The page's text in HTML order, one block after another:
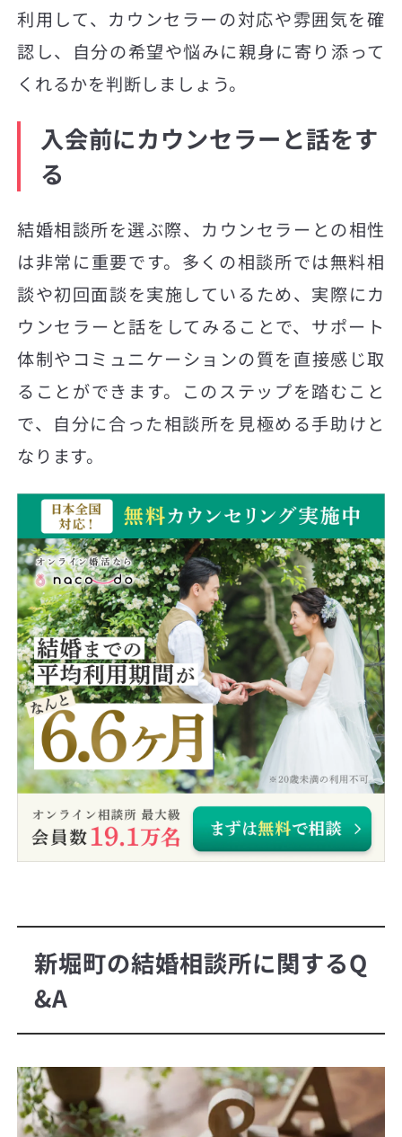
利用して、カウンセラーの対応や雰囲気を確
認し、自分の希望や悩みに親身に寄り添って
くれるかを判断しましょう。
入会前にカウンセラーと話をす
る
結婚相談所を選ぶ際、カウンセラーとの相性
は非常に重要です。多くの相談所では無料相
談や初回面談を実施しているため、実際にカ
ウンセラーと話をしてみることで、サポート
体制やコミュニケーションの質を直接感じ取
ることができます。このステップを踏むこと
で、自分に合った相談所を見極める手助けと
なります。
新堀町の結婚相談所に関するQ
&A